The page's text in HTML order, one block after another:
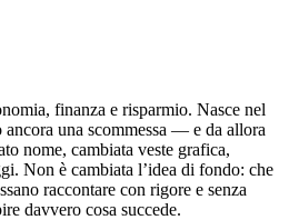
finanza e risparmio. Nasce nel
una scommessa — e da allora
nome, cambiata veste grafica,
Non è cambiata l’idea di fondo: che
raccontare con rigore e senza
davvero cosa succede.